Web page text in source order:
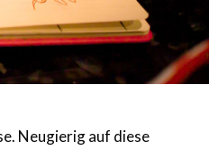
Neugierig auf diese